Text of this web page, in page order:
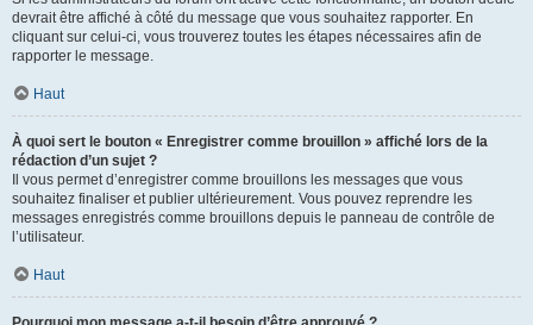
devrait être affiché à côté du message que vous souhaitez rapporter. En
cliquant sur celui-ci, vous trouverez toutes les étapes nécessaires afin de
rapporter le message.
Haut
À quoi sert le bouton « Enregistrer comme brouillon » affiché lors de la
rédaction d’un sujet ?
Il vous permet d’enregistrer comme brouillons les messages que vous
souhaitez finaliser et publier ultérieurement. Vous pouvez reprendre les
messages enregistrés comme brouillons depuis le panneau de contrôle de
l’utilisateur.
Haut